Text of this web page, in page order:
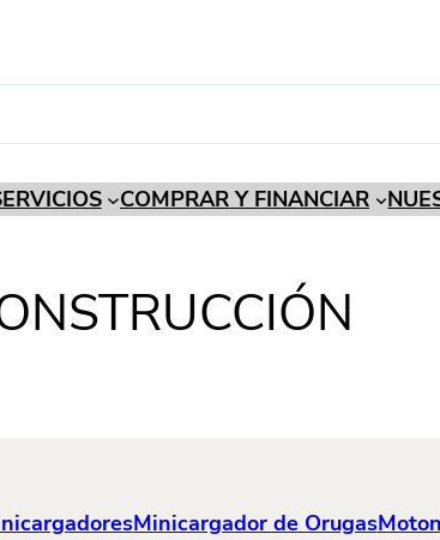
COMPRAR Y FINANCIAR
Minicargador de Orugas